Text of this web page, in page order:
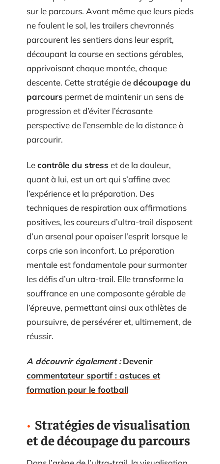
sur le parcours. Avant même que leurs pieds
ne foulent le sol, les trailers chevronnés
parcourent les sentiers dans leur esprit,
découpant la course en sections gérables,
apprivoisant chaque montée, chaque
descente. Cette stratégie dedécoupage du
parcours permet de maintenir un sens de
progression et d’éviter l’écrasante
perspective de l’ensemble de la distance à
parcourir.
Lecontrôle du stress et de la douleur,
quant à lui, est un art qui s’affine avec
l’expérience et la préparation. Des
techniques de respiration aux affirmations
positives, les coureurs d’ultra-trail disposent
d’un arsenal pour apaiser l’esprit lorsque le
corps crie son inconfort. La préparation
mentale est fondamentale pour surmonter
les défis d’un ultra-trail. Elle transforme la
souffrance en une composante gérable de
l’épreuve, permettant ainsi aux athlètes de
poursuivre, de persévérer et, ultimement, de
réussir.
A découvrir également : Devenir
commentateur sportif : astuces et
formation pour le football
Stratégies de visualisation
et de découpage du parcours